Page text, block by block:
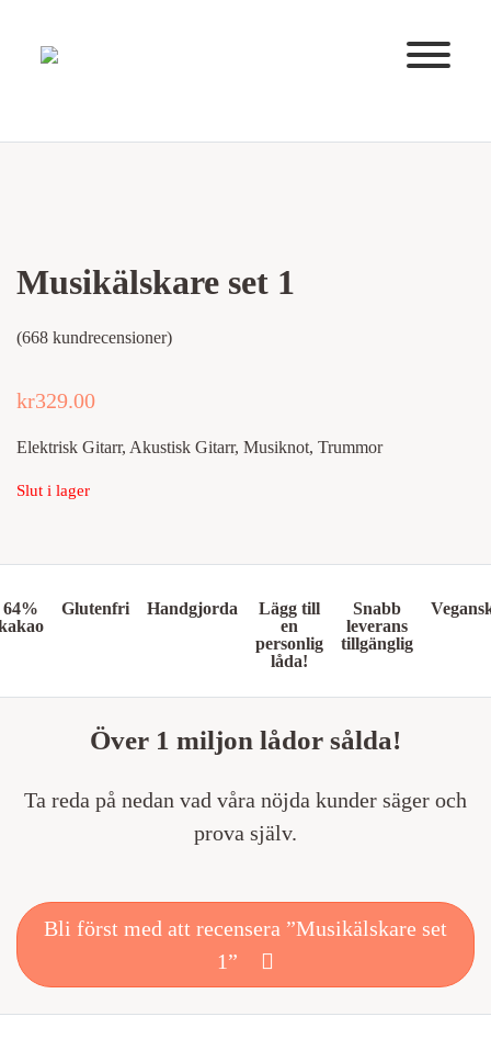
Huvudnavigering
Musikälskare set 1
(668 kundrecensioner)
kr329.00
Elektrisk Gitarr, Akustisk Gitarr, Musiknot, Trummor
Slut i lager
64%
Glutenfri Handgjorda
Lägg till
en
personlig
låda!
Snabb
leverans
tillgänglig
Över 1 miljon lådor sålda!
Ta reda på nedan vad våra nöjda kunder säger och
prova själv.
Bli först med att recensera ”Musikälskare set
1”